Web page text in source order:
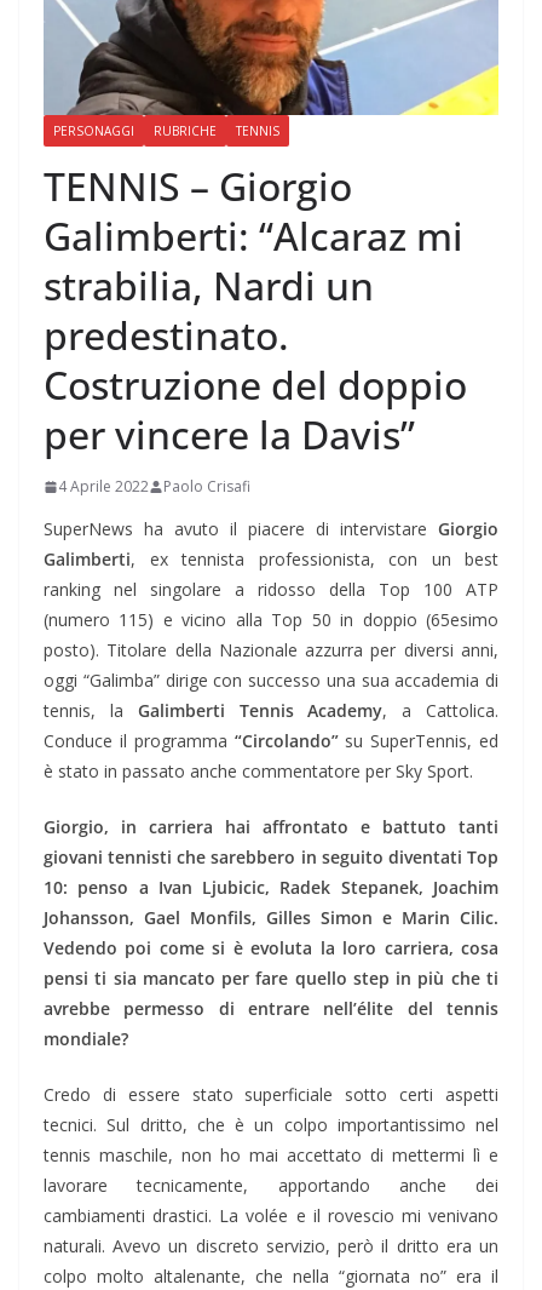
PERSONAGGI RUBRICHE TENNIS
TENNIS – Giorgio
Galimberti: “Alcaraz mi
strabilia, Nardi un
predestinato.
Costruzione del doppio
per vincere la Davis”
4 Aprile 2022 Paolo Crisafi
SuperNews ha avuto il piacere di intervistare Giorgio
Galimberti, ex tennista professionista, con un best
ranking nel singolare a ridosso della Top 100 ATP
(numero 115) e vicino alla Top 50 in doppio (65esimo
posto). Titolare della Nazionale azzurra per diversi anni,
oggi “Galimba” dirige con successo una sua accademia di
tennis, la Galimberti Tennis Academy, a Cattolica.
Conduce il programma “Circolando”su SuperTennis, ed
è stato in passato anche commentatore per Sky Sport.
Giorgio, in carriera hai affrontato e battuto tanti
giovani tennisti che sarebbero in seguito diventati Top
10: penso a Ivan Ljubicic, Radek Stepanek, Joachim
Johansson, Gael Monfils, Gilles Simon e Marin Cilic.
Vedendo poi come si è evoluta la loro carriera, cosa
pensi ti sia mancato per fare quello step in più che ti
avrebbe permesso di entrare nell’élite del tennis
mondiale?
Credo di essere stato superficiale sotto certi aspetti
tecnici. Sul dritto, che è un colpo importantissimo nel
tennis maschile, non ho mai accettato di mettermi lì e
lavorare tecnicamente, apportando anche dei
cambiamenti drastici. La volée e il rovescio mi venivano
naturali. Avevo un discreto servizio, però il dritto era un
colpo molto altalenante, che nella “giornata no” era il